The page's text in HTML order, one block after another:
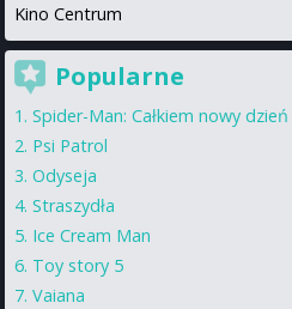
Kino Centrum
Popularne
Spider-Man: Całkiem nowy dzień
Psi Patrol
Odyseja
Straszydła
Ice Cream Man
Toy story 5
Vaiana